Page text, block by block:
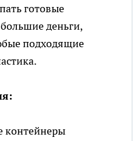
готовые
деньги,
подходящие
контейнеры